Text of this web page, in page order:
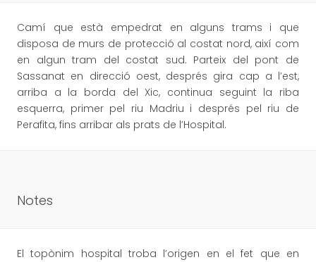
Camí que està empedrat en alguns trams i que
disposa de murs de protecció al costat nord, així com
en algun tram del costat sud. Parteix del pont de
Sassanat en direcció oest, després gira cap a l’est,
arriba a la borda del Xic, continua seguint la riba
esquerra, primer pel riu Madriu i després pel riu de
Perafita, fins arribar als prats de l’Hospital.
Notes
El topònim hospital troba l’origen en el fet que en